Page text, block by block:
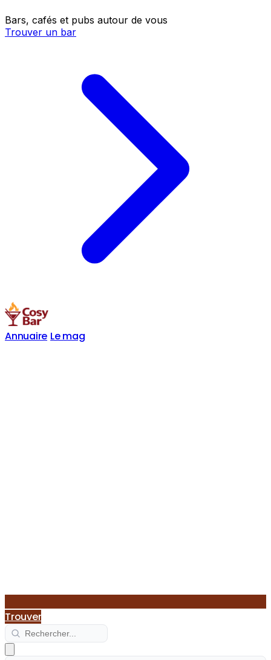
Bars, cafés et pubs autour de vous
Trouver un bar
Annuaire Le mag
Trouver